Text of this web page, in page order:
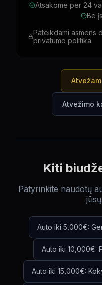
Atsakome per 24
Be
Pateikdami asmens
privatumo politika
Atvežimo
Kiti
Patyrinkite naudotų
Auto iki 5,000€:
Auto iki 10,000€:
Auto iki 15,000€: